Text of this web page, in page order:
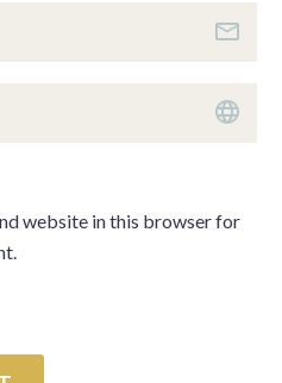
website in this browser for